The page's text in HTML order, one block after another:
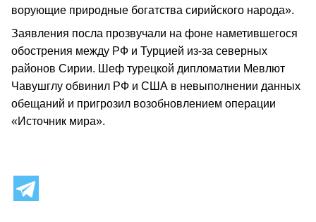
ворующие природные богатства сирийского народа».
Заявления посла прозвучали на фоне наметившегося
обострения между РФ и Турцией из-за северных
районов Сирии. Шеф турецкой дипломатии Мевлют
Чавушглу обвинил РФ и США в невыполнении данных
обещаний и пригрозил возобновлением операции
«Источник мира».